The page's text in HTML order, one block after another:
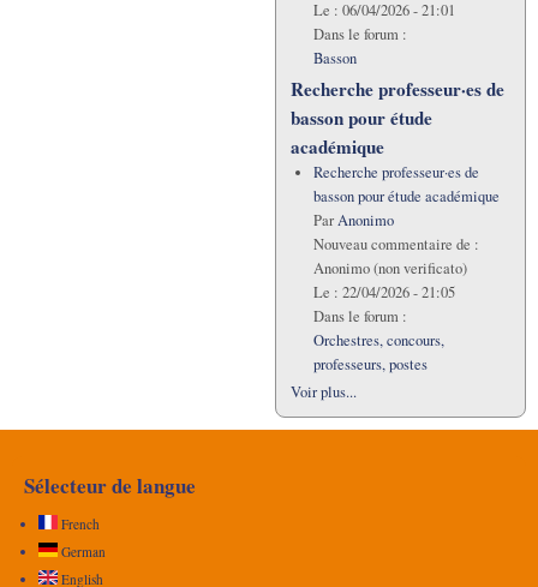
Le : 06/04/2026 - 21:01
Dans le forum :
Basson
Recherche professeur·es de
basson pour étude
académique
Recherche professeur·es de
basson pour étude académique
ParAnonimo
Nouveau commentaire de :
Anonimo (non verificato)
Le : 22/04/2026 - 21:05
Dans le forum :
Orchestres, concours,
professeurs, postes
Voir plus...
Sélecteur de langue
French
German
English